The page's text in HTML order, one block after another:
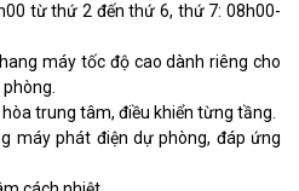
từ thứ 2 đến thứ 6, thứ 7: 08h00-
máy tốc độ cao dành riêng cho
trung tâm, điều khiển từng tầng.
máy phát điện dự phòng, đáp ứng